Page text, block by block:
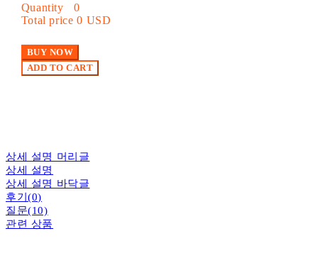
Quantity
0
Total price 0 USD
BUY NOW
ADD TO CART
상세 설명 머리글
상세 설명
상세 설명 바닥글
후기(0)
질문(10)
관련 상품